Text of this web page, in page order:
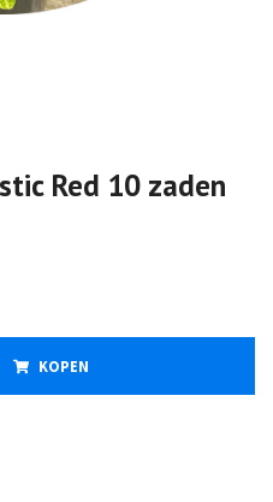
Red 10 zaden
KOPEN